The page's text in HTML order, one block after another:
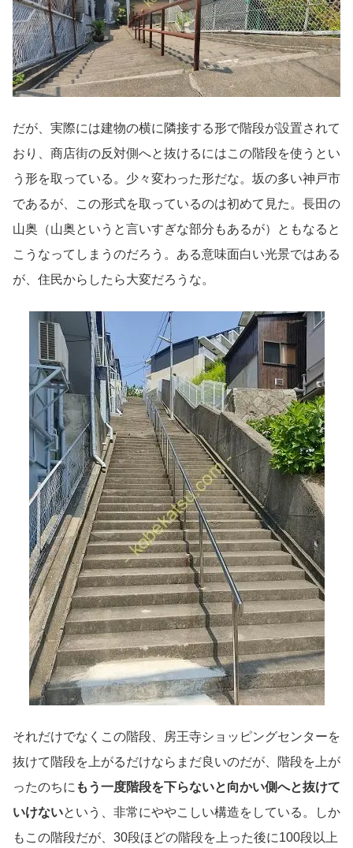
だが、実際には建物の横に隣接する形で階段が設置されて
おり、商店街の反対側へと抜けるにはこの階段を使うとい
う形を取っている。少々変わった形だな。坂の多い神戸市
であるが、この形式を取っているのは初めて見た。長田の
山奥（山奥というと言いすぎな部分もあるが）ともなると
こうなってしまうのだろう。ある意味面白い光景ではある
が、住民からしたら大変だろうな。
それだけでなくこの階段、房王寺ショッピングセンターを
抜けて階段を上がるだけならまだ良いのだが、階段を上が
ったのちに もう一度階段を下らないと向かい側へと抜けて
いけないという、非常にややこしい構造をしている。しか
もこの階段だが、30段ほどの階段を上った後に100段以上